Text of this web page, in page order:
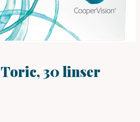
30 linser